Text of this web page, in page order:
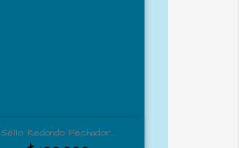
Sello Redondo Fechador...
Vista rápida